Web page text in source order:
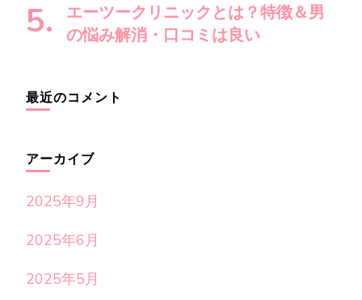
エーツークリニックとは？特徴＆男
の悩み解消・口コミは良い
最近のコメント
アーカイブ
2025年9月
2025年6月
2025年5月